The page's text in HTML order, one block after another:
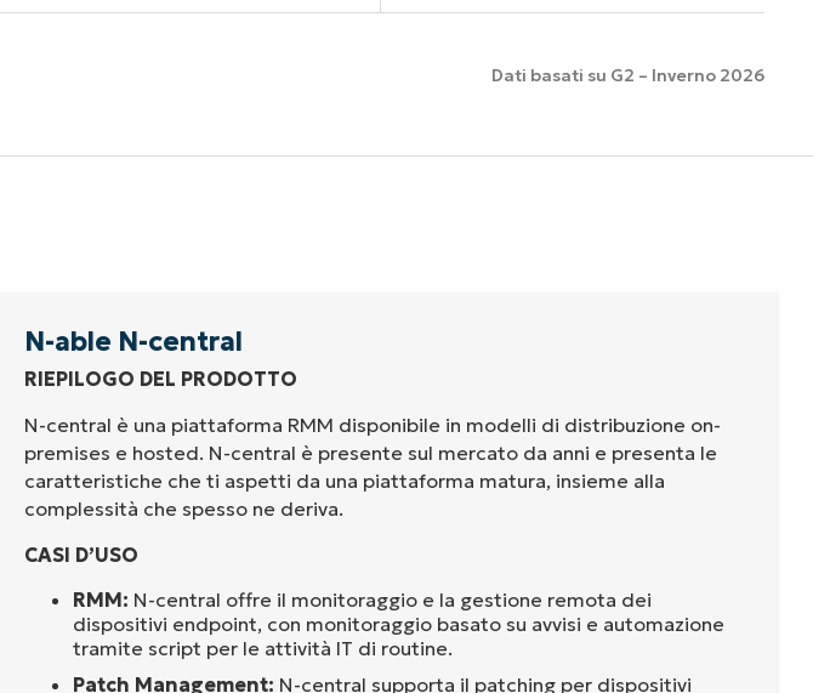
Dati basati su G2 – Inverno 2026
N-able N-central
RIEPILOGO DEL PRODOTTO
N-central è una piattaforma RMM disponibile in modelli di distribuzione on-
premises e hosted. N-central è presente sul mercato da anni e presenta le
caratteristiche che ti aspetti da una piattaforma matura, insieme alla
complessità che spesso ne deriva.
CASI D’USO
RMM: N-central offre il monitoraggio e la gestione remota dei
dispositivi endpoint, con monitoraggio basato su avvisi e automazione
tramite script per le attività IT di routine.
Patch Management: N-central supporta il patching per dispositivi